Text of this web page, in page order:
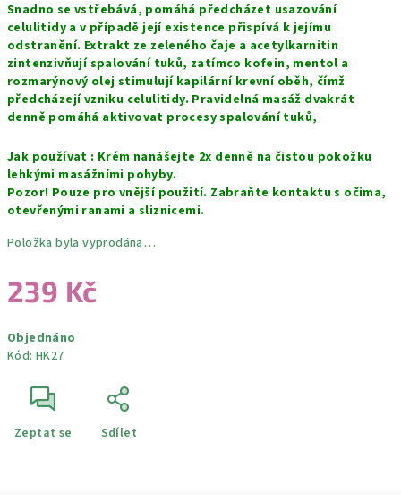
Snadno se vstřebává, pomáhá předcházet usazování
celulitidy a v případě její existence přispívá k jejímu
odstranění. Extrakt ze zeleného čaje a acetylkarnitin
zintenzivňují spalování tuků, zatímco kofein, mentol a
rozmarýnový olej stimulují kapilární krevní oběh, čímž
předcházejí vzniku celulitidy. Pravidelná masáž dvakrát
denně pomáhá aktivovat procesy spalování tuků,
Jak používat : Krém nanášejte 2x denně na čistou pokožku
lehkými masážními pohyby.
Pozor! Pouze pro vnější použití. Zabraňte kontaktu s očima,
otevřenými ranami a sliznicemi.
Položka byla vyprodána…
239 Kč
cena:
Objednáno
Kód: HK27
Zeptat se Sdílet